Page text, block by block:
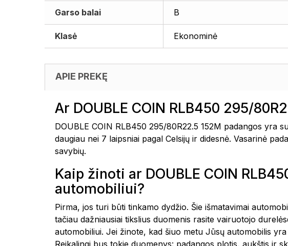
Garso balai B
Klasė Ekonominė
APIE PREKĘ
Ar DOUBLE COIN RLB450 295/
DOUBLE COIN RLB450 295/80R22.5 152M padangos
daugiau nei 7 laipsniai pagal Celsijų ir didesnė. Vasarinė
savybių.
Kaip žinoti ar DOUBLE COIN
automobiliui?
Pirma, jos turi būti tinkamo dydžio. Šie išmatavimai
tačiau dažniausiai tikslius duomenis rasite vairuotojo
automobiliui. Jei žinote, kad šiuo metu Jūsų automobilis
Reikalingi bus tokie duomenys: padangos plotis, aukštis ir